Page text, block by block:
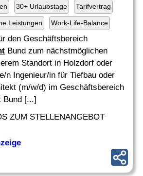
30+ Urlaubstage Tarifvertrag
Leistungen Work-Life-Balance
den Geschäftsbereich
Bund zum nächstmöglichen
Standort in Holzdorf oder
n Ingenieur/in für Tiefbau oder
(m/w/d) im Geschäftsbereich
Bund [...]
ZUM STELLENANGEBOT